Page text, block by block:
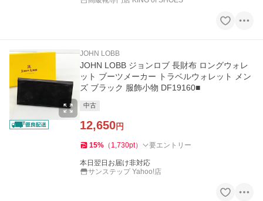
JOHN LOBB
JOHN LOBB ジョンロブ 長財布 ロングウォレ
ット ブーツメーカー トラベルウォレット メン
ズ ブラック 服飾小物 DF19160■
中古
12,650円
15% （ 1,730pt） 要エントリー
本日翌日お届け非対応
サンステップ Yahoo!店